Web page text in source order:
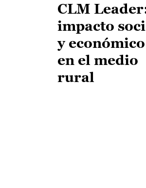
CLM
impacto
y económico
en el medio
rural